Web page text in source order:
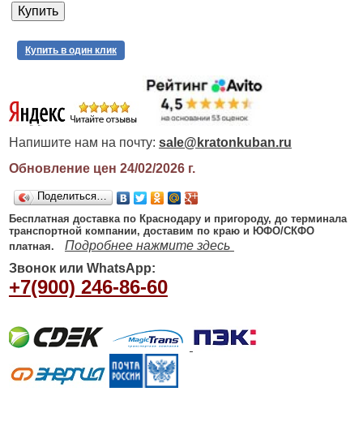
Купить в один клик
Напишите нам на почту: sale@kratonkuban.ru
Обновление цен 24/02/2026г.
Поделиться…
Бесплатная доставка по Краснодару и пригороду, до терминала
транспортной компании, доставим по краю и ЮФО/СКФО
платная.
Подробнее нажмите здесь
Звонок или WhatsApp:
+7(900) 246-86-60